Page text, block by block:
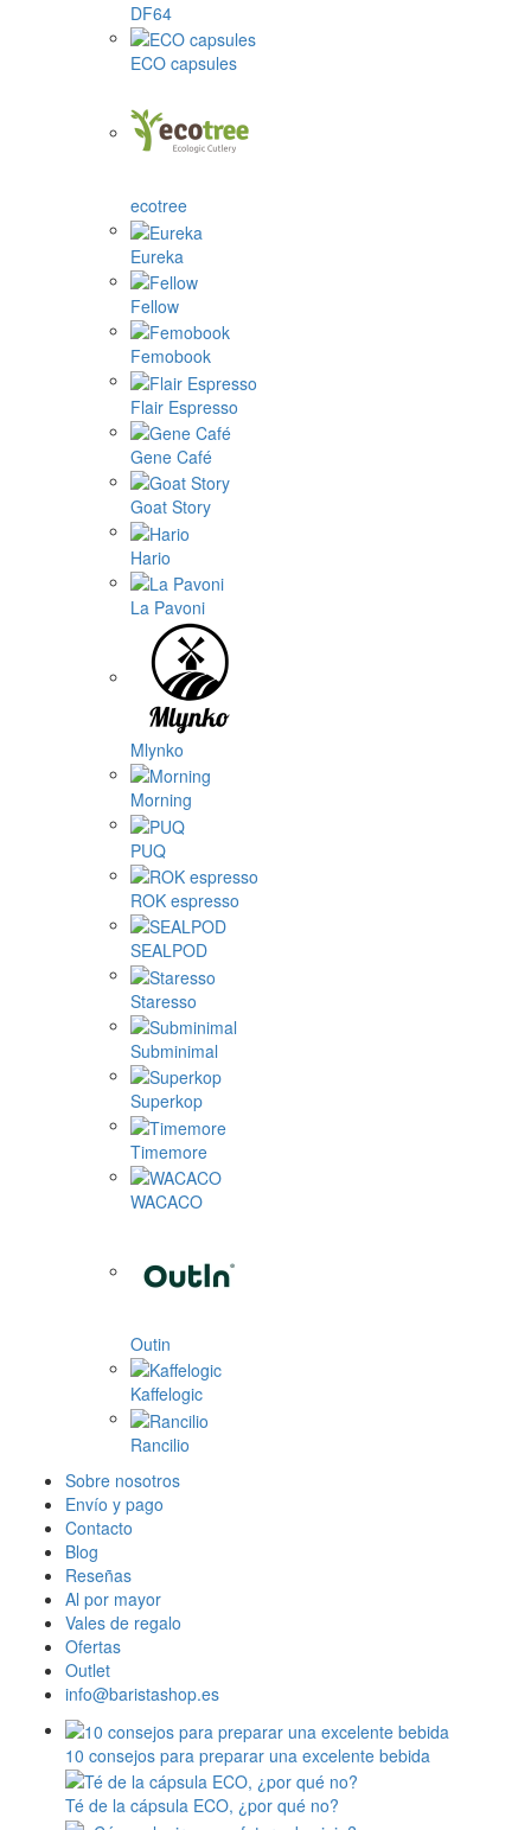
DF64
ECO capsules
ecotree
Eureka
Fellow
Femobook
Flair Espresso
Gene Café
Goat Story
Hario
La Pavoni
Mlynko
Morning
PUQ
ROK espresso
SEALPOD
Staresso
Subminimal
Superkop
Timemore
WACACO
Outin
Kaffelogic
Rancilio
Sobre nosotros
Envío y pago
Contacto
Blog
Reseñas
Al por mayor
Vales de regalo
Ofertas
Outlet
info@baristashop.es
10 consejos para preparar una excelente bebida
Té de la cápsula ECO, ¿por qué no?